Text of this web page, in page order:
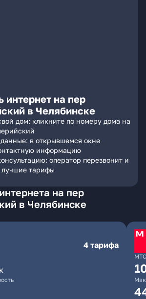
интернет на пер
в Челябинске
дом: кликните по номеру дома на
в открывшемся окне
информацию
оператор перезвонит и
лучшие тарифы
на пер
в Челябинске
4 тарифа
МТС